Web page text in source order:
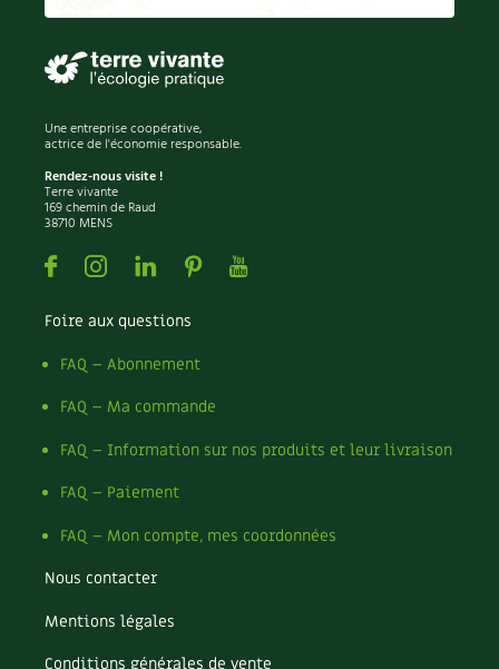
Une entreprise coopérative,
actrice de l'économie responsable.
Rendez-nous visite !
Terre vivante
169 chemin de Raud
38710 MENS
FacebookInstagramLinkedin
PinterestYoutube
Foire aux questions
FAQ – Abonnement
FAQ – Ma commande
FAQ – Information sur nos produits et leur livraison
FAQ – Paiement
FAQ – Mon compte, mes coordonnées
Nous contacter
Mentions légales
Conditions générales de vente